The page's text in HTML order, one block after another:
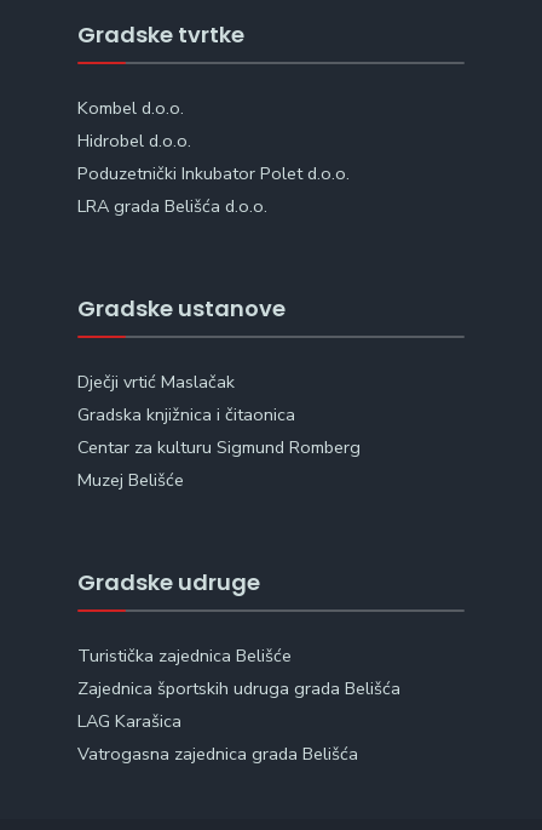
Gradske tvrtke
Kombel d.o.o.
Hidrobel d.o.o.
Poduzetnički Inkubator Polet d.o.o.
LRA grada Belišća d.o.o.
Gradske ustanove
Dječji vrtić Maslačak
Gradska knjižnica i čitaonica
Centar za kulturu Sigmund Romberg
Muzej Belišće
Gradske udruge
Turistička zajednica Belišće
Zajednica športskih udruga grada Belišća
LAG Karašica
Vatrogasna zajednica grada Belišća